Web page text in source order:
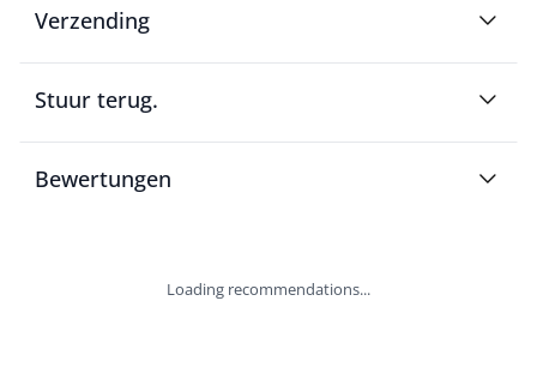
Verzending
Stuur terug.
Bewertungen
Loading recommendations...